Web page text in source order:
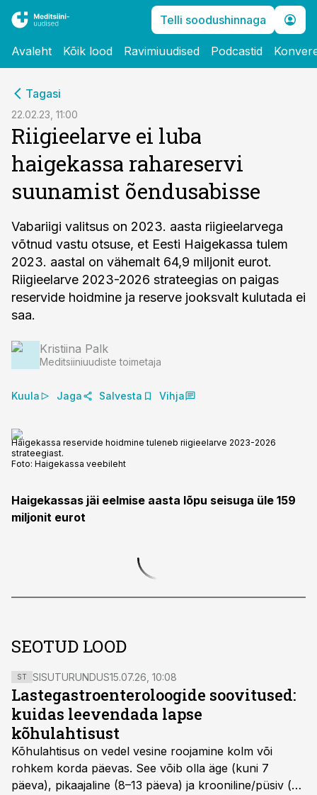
Telli soodushinnaga
Avaleht Kõik lood Ravimiuudised Podcastid
Tagasi
22.02.23, 11:00
Riigieelarve ei luba
haigekassa rahareservi
suunamist õendusabisse
Vabariigi valitsus on 2023. aasta riigieelarvega
võtnud vastu otsuse, et Eesti Haigekassa tulem
2023. aastal on vähemalt 64,9 miljonit eurot.
Riigieelarve 2023-2026 strateegias on paigas
reservide hoidmine ja reserve jooksvalt kulutada ei
saa.
Kristiina Palk
Meditsiiniuudiste toimetaja
Kuula Jaga Salvesta Vihja
Haigekassa reservide hoidmine tuleneb riigieelarve 2023-2026
strateegiast.
Foto: Haigekassa veebileht
Haigekassas jäi eelmise aasta lõpu seisuga üle 159
miljonit eurot
SEOTUD LOOD
ST SISUTURUNDUS15.07.26, 10:08
Lastegastroenteroloogide soovitused:
kuidas leevendada lapse
kõhulahtisust
Kõhulahtisus on vedel vesine roojamine kolm või
rohkem korda päevas. See võib olla äge (kuni 7
päeva), pikaajaline (8–13 päeva) ja krooniline/püsiv (>